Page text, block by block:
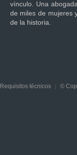
vínculo. Una
de miles de mujeres
de la historia.
Requisitos técnicos ©